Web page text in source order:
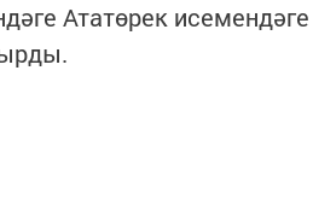
Ататөрек исемендәге